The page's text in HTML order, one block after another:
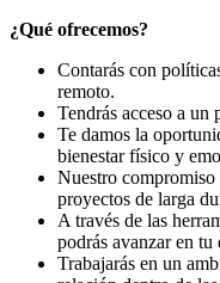
¿Qué ofrecemos?
Contarás con
remoto.
Tendrás acceso a un
Te damos la
bienestar físico y
Nuestro compromiso
proyectos de larga
A través de las
podrás avanzar en
Trabajarás en un